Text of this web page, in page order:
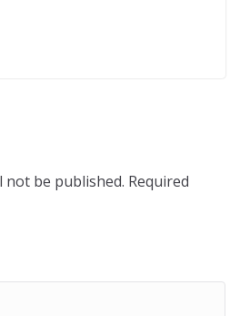
not be published. Required